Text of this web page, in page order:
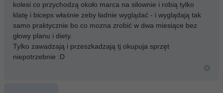
kolesi co przychodzą około marca na silownie i robią tylko
klatę i biceps właśnie zeby ładnie wyglądać - i wyglądają tak
samo praktycznie bo co mozna zrobić w dwa miesiące bez
głowy planu i diety.
Tylko zawadzają i przeszkadzają tj okupuja sprzęt
niepotrzebnie :D